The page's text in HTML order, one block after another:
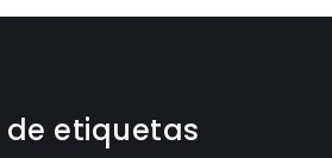
de etiquetas